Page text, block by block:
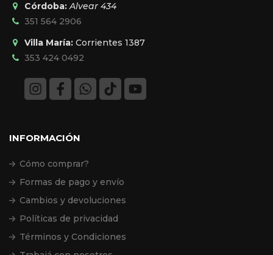
Córdoba:Alvear 434
351 564 2906
Villa María: Corrientes 1387
353 424 0492
INFORMACIÓN
Cómo comprar?
Formas de pago y envío
Cambios y devoluciones
Políticas de privacidad
Términos y Condiciones